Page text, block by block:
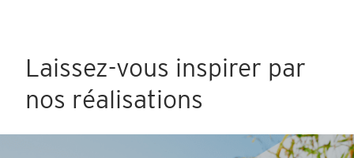
Laissez-vous inspirer par
nos réalisations